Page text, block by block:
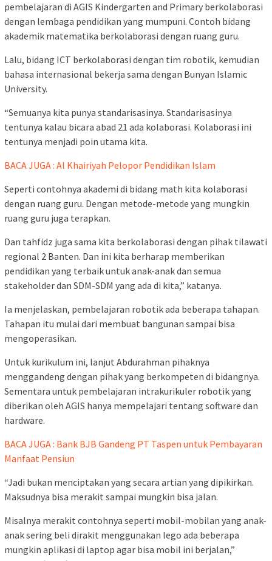
pembelajaran di AGIS Kindergarten and Primary berkolaborasi
dengan lembaga pendidikan yang mumpuni. Contoh bidang
akademik matematika berkolaborasi dengan ruang guru.
Lalu, bidang ICT berkolaborasi dengan tim robotik, kemudian
bahasa internasional bekerja sama dengan Bunyan Islamic
University.
“Semuanya kita punya standarisasinya. Standarisasinya
tentunya kalau bicara abad 21 ada kolaborasi. Kolaborasi ini
tentunya menjadi poin utama kita.
BACA JUGA : Al Khairiyah Pelopor Pendidikan Islam
Seperti contohnya akademi di bidang math kita kolaborasi
dengan ruang guru. Dengan metode-metode yang mungkin
ruang guru juga terapkan.
Dan tahfidz juga sama kita berkolaborasi dengan pihak tilawati
regional 2 Banten. Dan ini kita berharap memberikan
pendidikan yang terbaik untuk anak-anak dan semua
stakeholder dan SDM-SDM yang ada di kita,” katanya.
Ia menjelaskan, pembelajaran robotik ada beberapa tahapan.
Tahapan itu mulai dari membuat bangunan sampai bisa
mengoperasikan.
Untuk kurikulum ini, lanjut Abdurahman pihaknya
menggandeng dengan pihak yang berkompeten di bidangnya.
Sementara untuk pembelajaran intrakurikuler robotik yang
diberikan oleh AGIS hanya mempelajari tentang software dan
hardware.
BACA JUGA : Bank BJB Gandeng PT Taspen untuk Pembayaran
Manfaat Pensiun
“Jadi bukan menciptakan yang secara artian yang dipikirkan.
Maksudnya bisa merakit sampai mungkin bisa jalan.
Misalnya merakit contohnya seperti mobil-mobilan yang anak-
anak sering beli dirakit menggunakan lego ada beberapa
mungkin aplikasi di laptop agar bisa mobil ini berjalan,”